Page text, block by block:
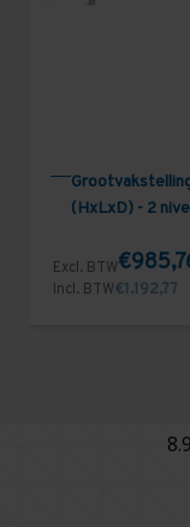
(HxLxD) - 2
Excl. BTW
Incl. BTW€1.192,77
8.9